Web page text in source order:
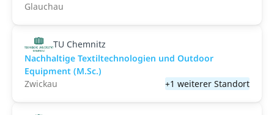
Glauchau
TU Chemnitz
Nachhaltige Textiltechnologien und Outdoor
Equipment (M.Sc.)
Zwickau
+1 weiterer Standort